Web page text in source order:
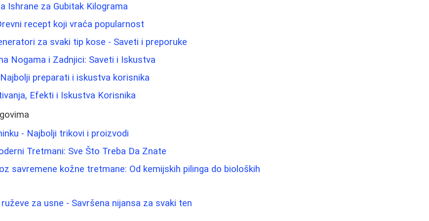
Ishrane za Gubitak Kilograma
recept koji vraća popularnost
za svaki tip kose - Saveti i preporuke
Nogama i Zadnjici: Saveti i Iskustva
preparati i iskustva korisnika
Efekti i Iskustva Korisnika
- Najbolji trikovi i proizvodi
Tretmani: Sve Što Treba Da Znate
savremene kožne tretmane: Od kemijskih pilinga do bioloških
za usne - Savršena nijansa za svaki ten